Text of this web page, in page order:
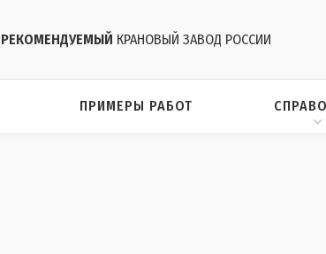
КРАНОВЫЙ ЗАВОД РОССИИ
ПРИМЕРЫ РАБОТ